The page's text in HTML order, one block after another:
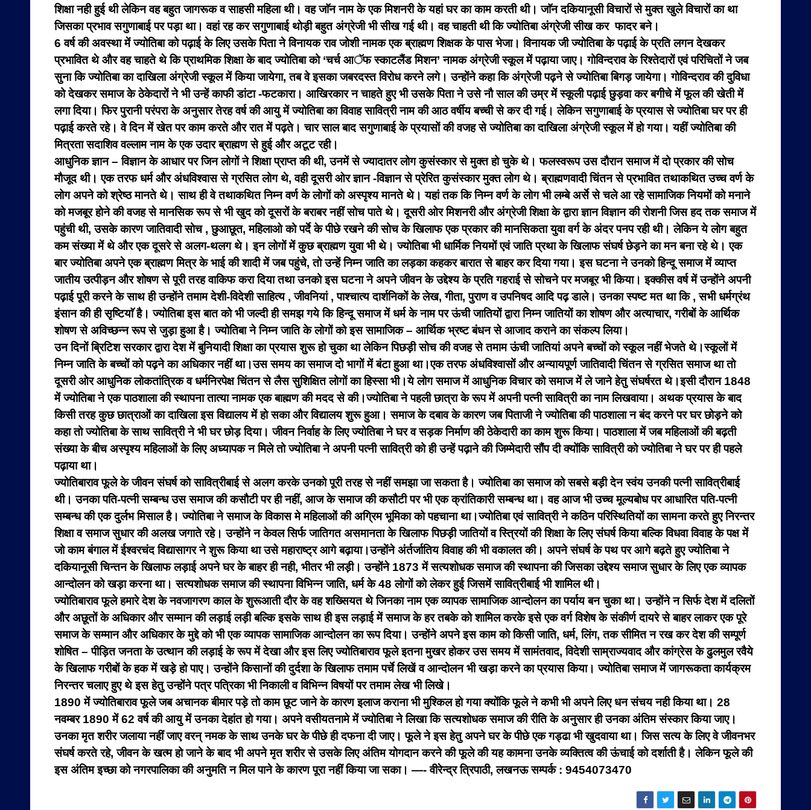
शिक्षा नही हुई थी लेकिन वह बहुत जागरूक व साहसी महिला थी। वह जाॅन नाम के एक मिशनरी के यहां घर का काम करती थी। जाॅन दकियानूसी विचारों से मुक्त खुले विचारों का था
जिसका प्रभाव सगुणाबाई पर पड़ा था। वहां रह कर सगुणाबाई थोड़ी बहुत अंग्रेजी भी सीख गई थी। वह चाहती थी कि ज्योतिबा अंग्रेजी सीख कर फादर बने।
6 वर्ष की अवस्था में ज्योतिबा को पढ़ाई के लिए उसके पिता ने विनायक राव जोशी नामक एक ब्राह्मण शिक्षक के पास भेजा। विनायक जी ज्योतिबा के पढ़ाई के प्रति लगन देखकर
प्रभावित थे और वह चाहते थे कि प्राथमिक शिक्षा के बाद ज्योतिबा को ‘चर्च आॅफ स्काटलैंड मिशन’ नामक अंग्रेजी स्कूल में पढ़ाया जाए। गोविन्दराव के रिश्तेदारों एवं परिचितों ने जब
सुना कि ज्योतिबा का दाखिला अंग्रेजी स्कूल में किया जायेगा, तब वे इसका जबरदस्त विरोध करने लगे। उन्होंने कहा कि अंग्रेजी पढ़ने से ज्योतिबा बिगड़ जायेगा। गोविन्दराव की दुविधा
को देखकर समाज के ठेकेदारों ने भी उन्हें काफी डांटा -फटकारा। आखिरकार न चाहते हुए भी उसके पिता ने उसे नौ साल की उम्र में स्कूली पढ़ाई छुड़वा कर बगीचे में फूल की खेती में
लगा दिया। फिर पुरानी परंपरा के अनुसार तेरह वर्ष की आयु में ज्योतिबा का विवाह सावित्री नाम की आठ वर्षीय बच्ची से कर दी गई। लेकिन सगुणाबाई के प्रयास से ज्योतिबा घर पर ही
पढ़ाई करते रहे। वे दिन में खेत पर काम करते और रात में पढ़ते। चार साल बाद सगुणाबाई के प्रयासों की वजह से ज्योतिबा का दाखिला अंग्रेजी स्कूल में हो गया। यहीं ज्योतिबा की
मित्रता सदाशिव वल्लाम नाम के एक उदार ब्राह्मण से हुई और अटूट रही।
आधुनिक ज्ञान – विज्ञान के आधार पर जिन लोगों ने शिक्षा प्राप्त की थी, उनमें से ज्यादातर लोग कुसंस्कार से मुक्त हो चुके थे। फलस्वरूप उस दौरान समाज में दो प्रकार की सोच
मौजूद थी। एक तरफ धर्म और अंधविश्वास से ग्रसित लोग थे, वही दूसरी ओर ज्ञान -विज्ञान से प्रेरित कुसंस्कार मुक्त लोग थे। ब्राह्मणवादी चिंतन से प्रभावित तथाकथित उच्च वर्ण के
लोग अपने को श्रेष्ठ मानते थे। साथ ही वे तथाकथित निम्न वर्ण के लोगों को अस्पृश्य मानते थे। यहां तक कि निम्न वर्ण के लोग भी लम्बे अर्से से चले आ रहे सामाजिक नियमों को मनाने
को मजबूर होने की वजह से मानसिक रूप से भी खुद को दूसरों के बराबर नहीं सोच पाते थे। दूसरी ओर मिशनरी और अंग्रेजी शिक्षा के द्वारा ज्ञान विज्ञान की रोशनी जिस हद तक समाज में
पहुंची थी, उसके कारण जातिवादी सोच , छुआछूत, महिलाओ को पर्दे के पीछे रखने की सोच के खिलाफ एक प्रकार की मानसिकता युवा वर्ग के अंदर पनप रही थी। लेकिन ये लोग बहुत
कम संख्या में थे और एक दूसरे से अलग-थलग थे। इन लोगों में कुछ ब्राह्मण युवा भी थे। ज्योतिबा भी धार्मिक नियमों एवं जाति प्रथा के खिलाफ संघर्ष छेड़ने का मन बना रहे थे। एक
बार ज्योतिबा अपने एक ब्राह्मण मित्र के भाई की शादी में जब पहुंचे, तो उन्हें निम्न जाति का लड़का कहकर बारात से बाहर कर दिया गया। इस घटना ने उनको हिन्दू समाज में व्याप्त
जातीय उत्पीड़न और शोषण से पूरी तरह वाकिफ करा दिया तथा उनको इस घटना ने अपने जीवन के उद्देश्य के प्रति गहराई से सोचने पर मजबूर भी किया। इक्कीस वर्ष में उन्होंने अपनी
पढ़ाई पूरी करने के साथ ही उन्होंने तमाम देशी-विदेशी साहित्य , जीवनियां , पाश्चात्य दार्शनिकों के लेख, गीता, पुराण व उपनिषद आदि पढ़ डाले। उनका स्पष्ट मत था कि , सभी धर्मग्रंथ
इंसान की ही सृष्टियाॅ है। ज्योतिबा इस बात को भी जल्दी ही समझ गये कि हिन्दू समाज में धर्म के नाम पर ऊंची जातियों द्वारा निम्न जातियों का शोषण और अत्याचार, गरीबों के आर्थिक
शोषण से अविच्छन्न रूप से जुड़ा हुआ है। ज्योतिबा ने निम्न जाति के लोगों को इस सामाजिक – आर्थिक भ्रष्ट बंधन से आजाद कराने का संकल्प लिया।
उन दिनों ब्रिटिश सरकार द्वारा देश में बुनियादी शिक्षा का प्रयास शुरू हो चुका था लेकिन पिछड़ी सोच की वजह से तमाम ऊंची जातियां अपने बच्चों को स्कूल नहीं भेजते थे।स्कूलों में
निम्न जाति के बच्चों को पढ़ने का अधिकार नहीं था।उस समय का समाज दो भागों में बंटा हुआ था।एक तरफ अंधविश्वासों और अन्यायपूर्ण जातिवादी चिंतन से ग्रसित समाज था तो
दूसरी ओर आधुनिक लोकतांत्रिक व धर्मनिरपेक्ष चिंतन से लैस सुशिक्षित लोगों का हिस्सा भी।ये लोग समाज में आधुनिक विचार को समाज में ले जाने हेतु संघर्षरत थे।इसी दौरान 1848
में ज्योतिबा ने एक पाठशाला की स्थापना तात्या नामक एक बाह्मण की मदद से की।ज्योतिबा ने पहली छात्रा के रूप में अपनी पत्नी सावित्री का नाम लिखवाया। अथक प्रयास के बाद
किसी तरह कुछ छात्राओं का दाखिला इस विद्यालय में हो सका और विद्यालय शुरू हुआ। समाज के दबाव के कारण जब पिताजी ने ज्योतिबा की पाठशाला न बंद करने पर घर छोड़ने को
कहा तो ज्योतिबा के साथ सावित्री ने भी घर छोड़ दिया। जीवन निर्वाह के लिए ज्योतिबा ने घर व सड़क निर्माण की ठेकेदारी का काम शुरू किया। पाठशाला में जब महिलाओं की बढ़ती
संख्या के बीच अस्पृश्य महिलाओं के लिए अध्यापक न मिले तो ज्योतिबा ने अपनी पत्नी सावित्री को ही उन्हें पढ़ाने की जिम्मेदारी सौंप दी क्योंकि सावित्री को ज्योतिबा ने घर पर ही पहले
पढ़ाया था।
ज्योतिबाराव फूले के जीवन संघर्ष को सावित्रीबाई से अलग करके उनको पूरी तरह से नहीं समझा जा सकता है। ज्योतिबा का समाज को सबसे बड़ी देन स्वंय उनकी पत्नी सावित्रीबाई
थी। उनका पति-पत्नी सम्बन्ध उस समाज की कसौटी पर ही नहीं, आज के समाज की कसौटी पर भी एक क्रांतिकारी सम्बन्ध था। वह आज भी उच्च मूल्यबोध पर आधारित पति-पत्नी
सम्बन्ध की एक दुर्लभ मिसाल है। ज्योतिबा ने समाज के विकास मे महिलाओं की अग्रिम भूमिका को पहचाना था।ज्योतिबा एवं सावित्री ने कठिन परिस्थितियों का सामना करते हुए निरन्तर
शिक्षा व समाज सुधार की अलख जगाते रहे। उन्होंने न केवल सिर्फ जातिगत असमानता के खिलाफ पिछड़ी जातियों व स्त्रियों की शिक्षा के लिए संघर्ष किया बल्कि विधवा विवाह के पक्ष में
जो काम बंगाल में ईश्वरचंद विद्यासागर ने शुरू किया था उसे महाराष्ट्र आगे बढ़ाया।उन्होंने अंर्तर्जातिय विवाह की भी वकालत की। अपने संघर्ष के पथ पर आगे बढ़ते हुए ज्योतिबा ने
दकियानूसी चिन्तन के खिलाफ लड़ाई अपने घर के बाहर ही नही, भीतर भी लड़ी। उन्होंने 1873 में सत्यशोधक समाज की स्थापना की जिसका उद्देश्य समाज सुधार के लिए एक व्यापक
आन्दोलन को खड़ा करना था। सत्यशोधक समाज की स्थापना विभिन्न जाति, धर्म के 48 लोगों को लेकर हुई जिसमें सावित्रीबाई भी शामिल थी।
ज्योतिबाराव फूले हमारे देश के नवजागरण काल के शुरूआती दौर के वह शख्सियत थे जिनका नाम एक व्यापक सामाजिक आन्दोलन का पर्याय बन चुका था। उन्होंने न सिर्फ देश में दलितों
और अछूतों के अधिकार और सम्मान की लड़ाई लड़ी बल्कि इसके साथ ही इस लड़ाई में समाज के हर तबके को शामिल करके इसे एक वर्ग विशेष के संकीर्ण दायरे से बाहर लाकर एक पूरे
समाज के सम्मान और अधिकार के मुद्दे को भी एक व्यापक सामाजिक आन्दोलन का रूप दिया। उन्होंने अपने इस काम को किसी जाति, धर्म, लिंग, तक सीमित न रख कर देश की सम्पूर्ण
शोषित – पीड़ित जनता के उत्थान की लड़ाई के रूप में देखा और इस लिए ज्योतिबाराव फूले इतना मुखर होकर उस समय में सामंतवाद, विदेशी साम्राज्यवाद और कांग्रेस के ढुलमुल रवैये
के खिलाफ गरीबों के हक में खड़े हो पाए। उन्होंने किसानों की दुर्दशा के खिलाफ तमाम पर्चे लिखें व आन्दोलन भी खड़ा करने का प्रयास किया। ज्योतिबा समाज में जागरूकता कार्यक्रम
निरन्तर चलाए हुए थे इस हेतु उन्होंने पत्र पत्रिका भी निकाली व विभिन्न विषयों पर तमाम लेख भी लिखे।
1890 में ज्योतिबाराव फूले जब अचानक बीमार पड़े तो काम छूट जाने के कारण इलाज कराना भी मुश्किल हो गया क्योंकि फूले ने कभी भी अपने लिए धन संचय नही किया था। 28
नवम्बर 1890 में 62 वर्ष की आयु में उनका देहांत हो गया। अपने वसीयतनामे में ज्योतिबा ने लिखा कि सत्यशोधक समाज की रीति के अनुसार ही उनका अंतिम संस्कार किया जाए।
उनका मृत शरीर जलाया नहीं जाए वरन् नमक के साथ उनके घर के पीछे ही दफना दी जाए। फूले ने इस हेतु अपने घर के पीछे एक गड्ढा भी खुदवाया था। जिस सत्य के लिए वे जीवनभर
संघर्ष करते रहे, जीवन के खत्म हो जाने के बाद भी अपने मृत शरीर से उसके लिए अंतिम योगदान करने की फूले की यह कामना उनके व्यक्तित्व की ऊंचाई को दर्शाती है। लेकिन फूले की
इस अंतिम इच्छा को नगरपालिका की अनुमति न मिल पाने के कारण पूरा नहीं किया जा सका। —- वीरेन्द्र त्रिपाठी, लखनऊसम्पर्क : 9454073470